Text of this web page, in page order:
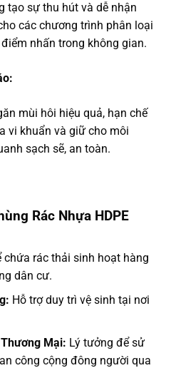
tạo sự thu hút và dễ nhận
các chương trình phân loại
nhấn trong không gian.
mùi hôi hiệu quả, hạn chế
vi khuẩn và giữ cho môi
sạch sẽ, an toàn.
Rác Nhựa HDPE
chứa rác thải sinh hoạt hàng
dân cư.
Hỗ trợ duy trì vệ sinh tại nơi
Mại: Lý tưởng để sử
công cộng đông người qua